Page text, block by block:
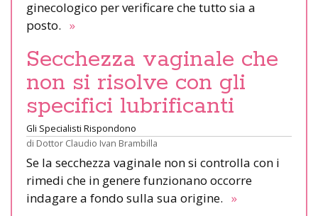
ginecologico per verificare che tutto sia a
posto. »
Secchezza vaginale che
non si risolve con gli
specifici lubrificanti
Gli Specialisti Rispondono
di Dottor Claudio Ivan Brambilla
Se la secchezza vaginale non si controlla con i
rimedi che in genere funzionano occorre
indagare a fondo sulla sua origine. »